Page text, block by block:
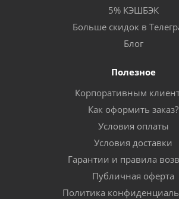
5% КЭШБЭК
Больше скидок в
Блог
Полезное
Корпоративным
Как оформить заказ?
Условия оплаты
Условия доставки
Гарантии и правила
Публичная оферта
Политика